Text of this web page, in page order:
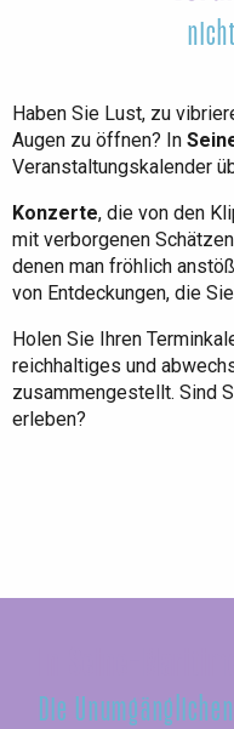
Haben Sie Lust, zu
Augen zu öffnen? In
Veranstaltungskalender
Konzerte, die von den
mit verborgenen
denen man fröhlich
von Entdeckungen, die
Holen Sie Ihren
reichhaltiges und
zusammengestellt. Sind
erleben?
Die Unumgänglichen